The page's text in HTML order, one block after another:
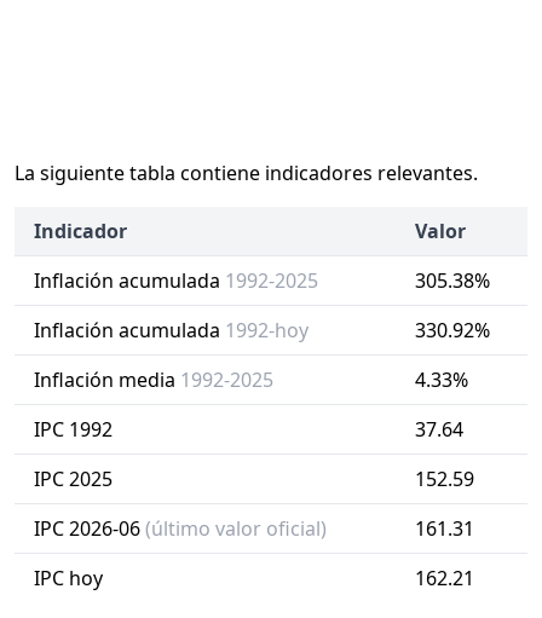
La siguiente tabla contiene indicadores relevantes.
Indicador
Valor
Inflación acumulada 1992-2025
305.38%
Inflación acumulada 1992-hoy
330.92%
Inflación media 1992-2025
4.33%
IPC 1992
37.64
IPC 2025
152.59
IPC 2026-06(último valor oficial)
161.31
IPC hoy
162.21